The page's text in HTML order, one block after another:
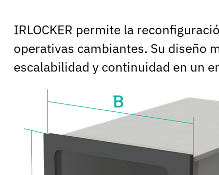
IRLOCKER permite la
operativas cambiantes. Su diseño
escalabilidad y continuidad en un